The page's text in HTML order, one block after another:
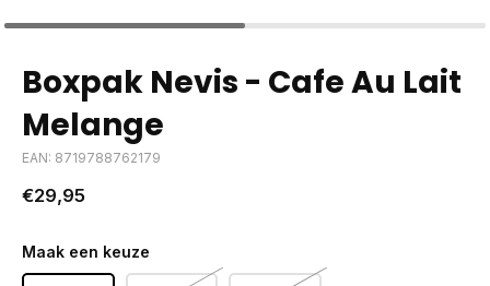
Boxpak Nevis - Cafe Au Lait
Melange
EAN: 8719788762179
€29,95
Maak een keuze